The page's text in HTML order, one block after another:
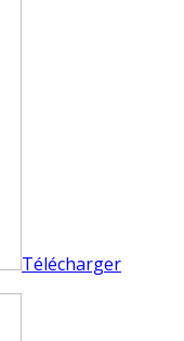
Télécharger